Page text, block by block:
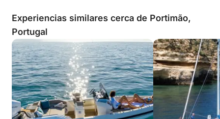
Experiencias similares cerca de Portimão,
Portugal